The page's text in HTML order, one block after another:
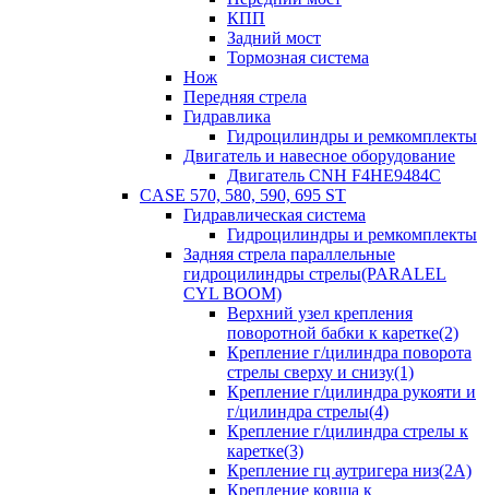
КПП
Задний мост
Тормозная система
Нож
Передняя стрела
Гидравлика
Гидроцилиндры и ремкомплекты
Двигатель и навесное оборудование
Двигатель CNH F4HE9484C
CASE 570, 580, 590, 695 ST
Гидравлическая система
Гидроцилиндры и ремкомплекты
Задняя стрела параллельные
гидроцилиндры стрелы(PARALEL
CYL BOOM)
Верхний узел крепления
поворотной бабки к каретке(2)
Крепление г/цилиндра поворота
стрелы сверху и снизу(1)
Крепление г/цилиндра рукояти и
г/цилиндра стрелы(4)
Крепление г/цилиндра стрелы к
каретке(3)
Крепление гц аутригера низ(2А)
Крепление ковша к